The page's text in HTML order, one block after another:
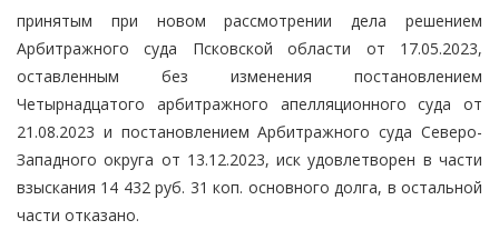
принятым при новом рассмотрении дела решением
Арбитражного суда Псковской области от 17.05.2023,
оставленным без изменения постановлением
Четырнадцатого арбитражного апелляционного суда от
21.08.2023 и постановлением Арбитражного суда Северо-
Западного округа от 13.12.2023, иск удовлетворен в части
взыскания 14 432 руб. 31 коп. основного долга, в остальной
части отказано.